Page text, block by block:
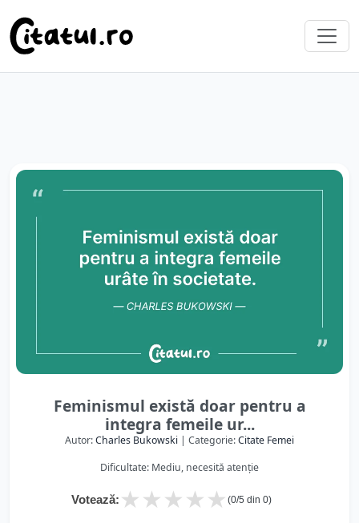
Feminismul există doar pentru a
integra femeile ur...
Autor:Charles Bukowski | Categorie:Citate Femei
Dificultate: Mediu, necesită atenție
Votează: ★
★
★
★
★ (0/5 din 0)